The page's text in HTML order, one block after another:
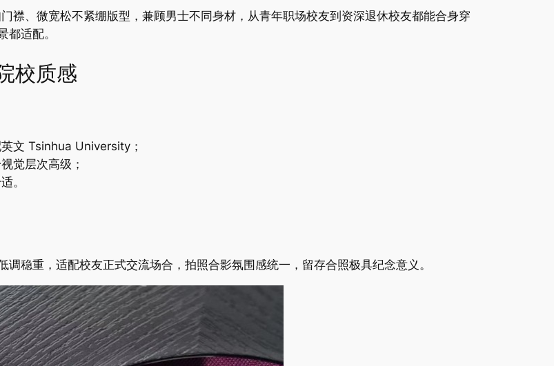
襟、微宽松不紧绷版型，兼顾男士不同身材，从青年职场校友到资深退休校友都能合身穿
适配。
校质感
文 Tsinhua University；
觉层次高级；
。
稳重，适配校友正式交流场合，拍照合影氛围感统一，留存合照极具纪念意义。